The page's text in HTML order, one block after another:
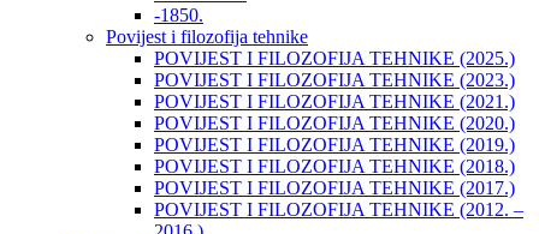
-1850.
Povijest i filozofija tehnike
POVIJEST I FILOZOFIJA TEHNIKE (2025.)
POVIJEST I FILOZOFIJA TEHNIKE (2023.)
POVIJEST I FILOZOFIJA TEHNIKE (2021.)
POVIJEST I FILOZOFIJA TEHNIKE (2020.)
POVIJEST I FILOZOFIJA TEHNIKE (2019.)
POVIJEST I FILOZOFIJA TEHNIKE (2018.)
POVIJEST I FILOZOFIJA TEHNIKE (2017.)
POVIJEST I FILOZOFIJA TEHNIKE (2012. –